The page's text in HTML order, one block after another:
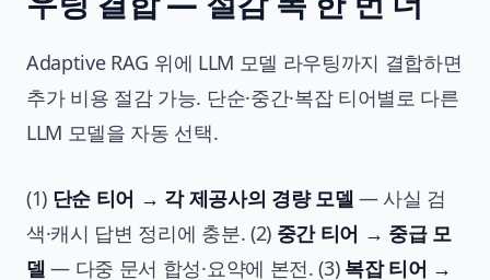
Adaptive RAG 위에 LLM 모델 라우팅까지 결합하면
추가 비용 절감 가능. 단순·중간·복잡 티어별로 다른
LLM 모델을 자동 선택.
(1) 단순 티어 → 각 제공사의 경량 모델 — 사실 검
색·캐시 답변 정리에 충분. (2) 중간 티어 → 중급 모
델 — 다중 문서 합성·요약에 본전. (3) 복잡 티어 →